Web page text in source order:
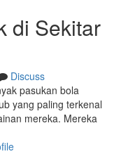
di Sekitar
Discuss
pasukan bola
yang paling terkenal
mereka. Mereka